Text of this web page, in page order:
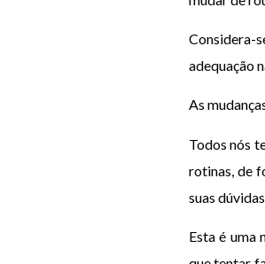
Considera-
adequação
As
Todos nós
rotinas, de
suas
Esta é uma